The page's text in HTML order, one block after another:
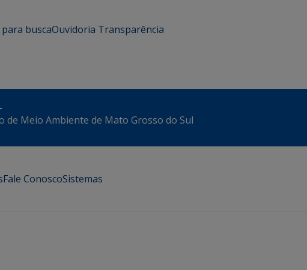
buscaOuvidoria Transparência
de Meio Ambiente de Mato Grosso do Sul
Fale ConoscoSistemas